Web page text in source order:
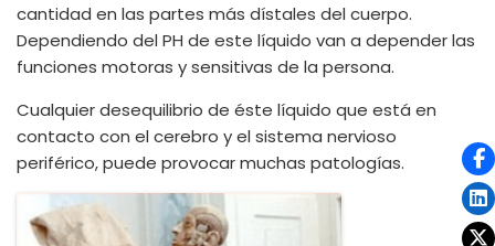
cantidad en las partes más dístales del cuerpo.
Dependiendo del PH de este líquido van a depender las
funciones motoras y sensitivas de la persona.
Cualquier desequilibrio de éste líquido que está en
contacto con el cerebro y el sistema nervioso
periférico, puede provocar muchas patologías.